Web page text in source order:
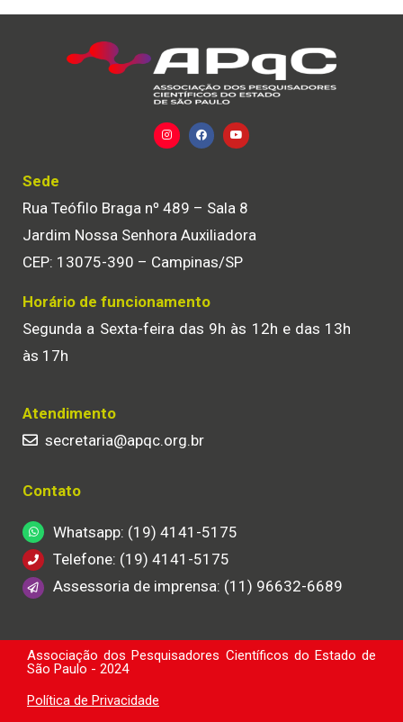
Sede
Rua Teófilo Braga nº 489 – Sala 8
Jardim Nossa Senhora Auxiliadora
CEP: 13075-390 – Campinas/SP
Horário de funcionamento
Segunda a Sexta-feira das 9h às 12h e das 13h
às 17h
Atendimento
secretaria@apqc.org.br
Contato
Whatsapp: (19) 4141-5175
Telefone: (19) 4141-5175
Assessoria de imprensa: (11) 96632-6689
Associação dos Pesquisadores Científicos do Estado de
São Paulo - 2024
Política de Privacidade